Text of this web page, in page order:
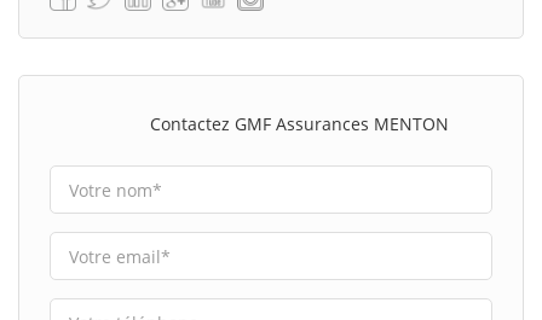
Contactez GMF Assurances MENTON